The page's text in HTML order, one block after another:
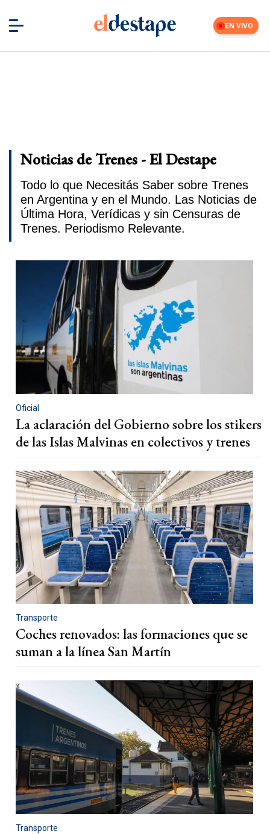
EN VIVO
Noticias de Trenes - El Destape
Todo lo que Necesitás Saber sobre Trenes
en Argentina y en el Mundo. Las Noticias de
Última Hora, Verídicas y sin Censuras de
Trenes. Periodismo Relevante.
Oficial
La aclaración del Gobierno sobre los stikers
de las Islas Malvinas en colectivos y trenes
Transporte
Coches renovados: las formaciones que se
suman a la línea San Martín
Transporte